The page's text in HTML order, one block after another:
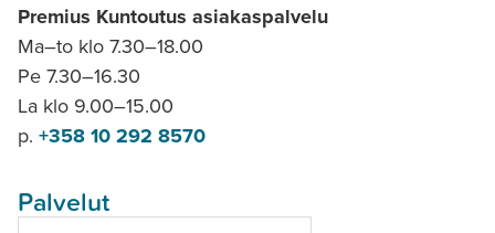
Premius Kuntoutus asiakaspalvelu
Ma–to klo 7.30–18.00
Pe 7.30–16.30
La klo 9.00–15.00
p. +358 10 292 8570
Palvelut